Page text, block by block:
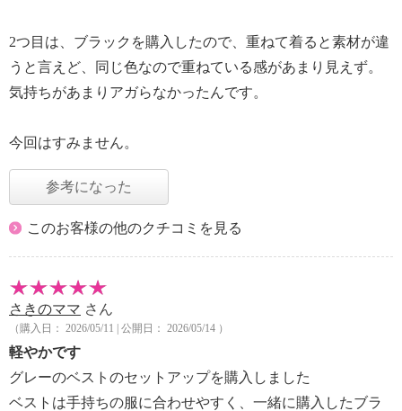
2つ目は、ブラックを購入したので、重ねて着ると素材が違
うと言えど、同じ色なので重ねている感があまり見えず。
気持ちがあまりアガらなかったんです。
今回はすみません。
参考になった
このお客様の他のクチコミを見る
さきのママ さん
（購入日： 2026/05/11 | 公開日： 2026/05/14 ）
軽やかです
グレーのベストのセットアップを購入しました
ベストは手持ちの服に合わせやすく、一緒に購入したブラ